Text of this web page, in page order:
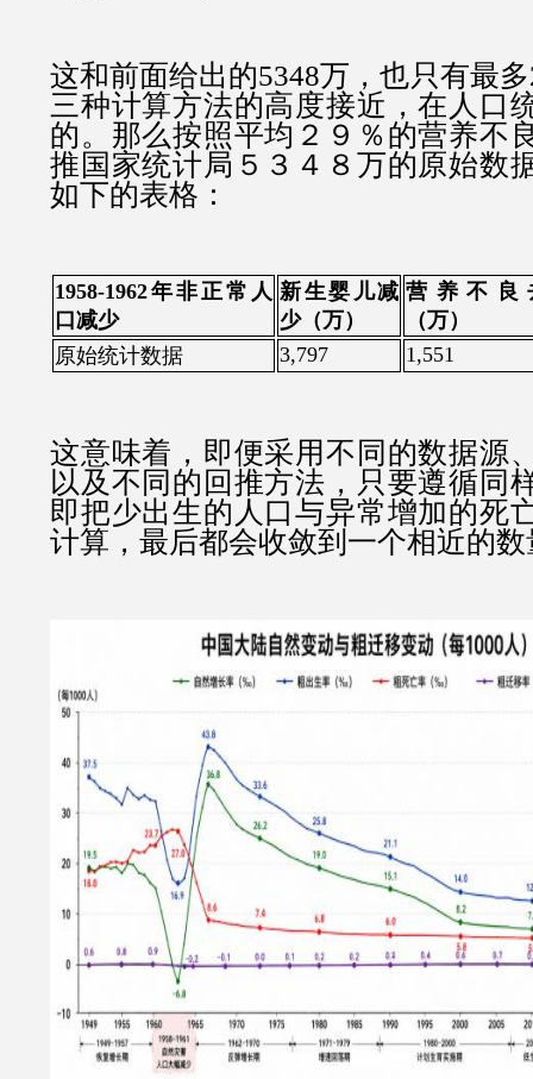
这和前面给出的5348万，也只有最
三种计算方法的高度接近，在人口
的。那么按照平均２９％的营养不
推国家统计局５３４８万的原始数
如下的表格：
1958-1962年非正常人
口减少
新生婴儿减
少（万）
营养不良
（万）
原始统计数据
3,797 1,551
这意味着，即便采用不同的数据源
以及不同的回推方法，只要遵循同
即把少出生的人口与异常增加的死
计算，最后都会收敛到一个相近的